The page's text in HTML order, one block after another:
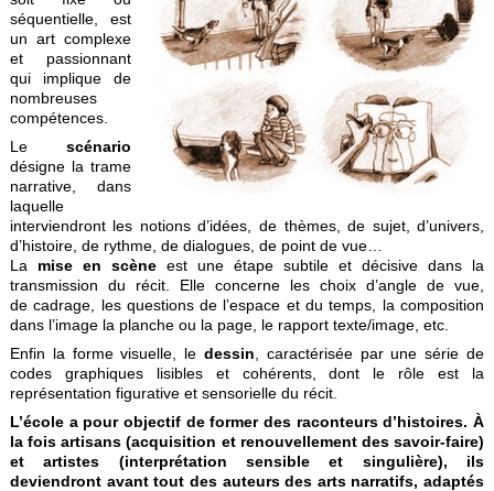
séquentielle, est
un art complexe
et passionnant
qui implique de
nombreuses
compétences.
Lescénario
désigne la trame
narrative, dans
laquelle
interviendront les notions d’idées, de thèmes, de sujet, d’univers,
d’histoire, de rythme, de dialogues, de point de vue…
La mise en scène est une étape subtile et décisive dans la
transmission du récit. Elle concerne les choix d’angle de vue,
de cadrage, les questions de l’espace et du temps, la composition
dans l’image la planche ou la page, le rapport texte/image, etc.
Enfin la forme visuelle, le dessin , caractérisée par une série de
codes graphiques lisibles et cohérents, dont le rôle est la
représentation figurative et sensorielle du récit.
L’école a pour objectif de former des raconteurs d’histoires. À
la fois artisans (acquisition et renouvellement des savoir-faire)
et artistes (interprétation sensible et singulière), ils
deviendront avant tout des auteurs des arts narratifs, adaptés